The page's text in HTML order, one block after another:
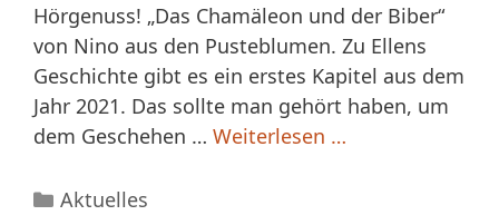
Hörgenuss! „Das Chamäleon und der Biber“
von Nino aus den Pusteblumen. Zu Ellens
Geschichte gibt es ein erstes Kapitel aus dem
Jahr 2021. Das sollte man gehört haben, um
dem Geschehen … Weiterlesen …
Kategorien
Aktuelles